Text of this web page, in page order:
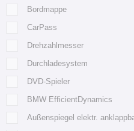
Bordmappe
CarPass
Drehzahlmesser
Durchladesystem
DVD-Spieler
BMW EfficientDynamics
Außenspiegel elektr.